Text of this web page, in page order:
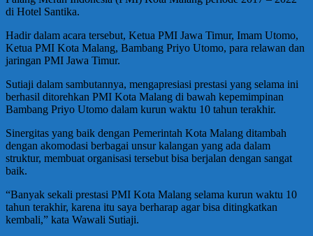
di Hotel Santika.
Hadir dalam acara tersebut, Ketua PMI Jawa Timur, Imam Utomo,
Ketua PMI Kota Malang, Bambang Priyo Utomo, para relawan dan
jaringan PMI Jawa Timur.
Sutiaji dalam sambutannya, mengapresiasi prestasi yang selama ini
berhasil ditorehkan PMI Kota Malang di bawah kepemimpinan
Bambang Priyo Utomo dalam kurun waktu 10 tahun terakhir.
Sinergitas yang baik dengan Pemerintah Kota Malang ditambah
dengan akomodasi berbagai unsur kalangan yang ada dalam
struktur, membuat organisasi tersebut bisa berjalan dengan sangat
baik.
“Banyak sekali prestasi PMI Kota Malang selama kurun waktu 10
tahun terakhir, karena itu saya berharap agar bisa ditingkatkan
kembali,” kata Wawali Sutiaji.